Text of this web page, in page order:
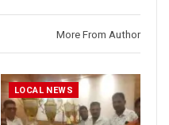
More From Author
LOCAL NEWS